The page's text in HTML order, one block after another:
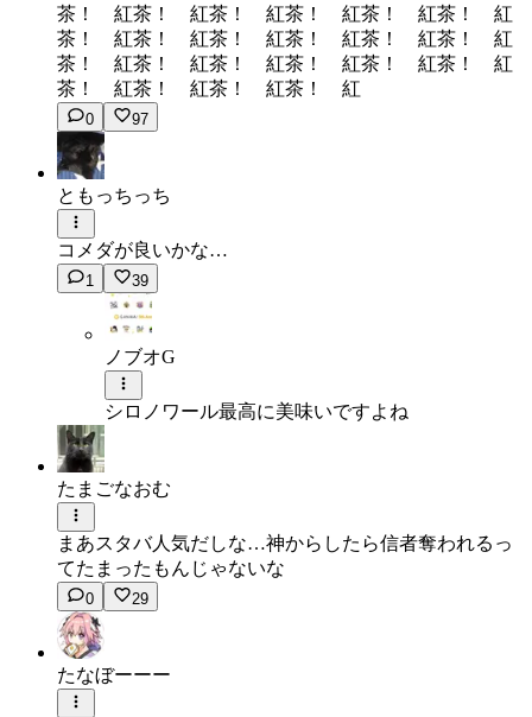
茶！ 紅茶！ 紅茶！ 紅茶！ 紅茶！ 紅茶！ 紅
茶！ 紅茶！ 紅茶！ 紅茶！ 紅茶！ 紅茶！ 紅
茶！ 紅茶！ 紅茶！ 紅茶！ 紅茶！ 紅茶！ 紅
茶！ 紅茶！ 紅茶！ 紅茶！ 紅
0 97
ともっちっち
コメダが良いかな…
1 39
ノブオG
シロノワール最高に美味いですよね
たまごなおむ
まあスタバ人気だしな…神からしたら信者奪われるっ
てたまったもんじゃないな
0 29
たなぼーーー